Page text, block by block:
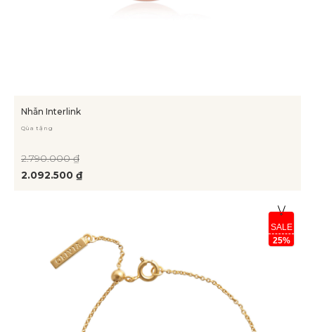
Nhẫn Interlink
Qùa tặng
2.092.500 ₫
2.790.000 ₫
SALE
25%